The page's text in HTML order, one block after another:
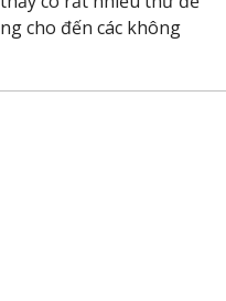
cho đến các không